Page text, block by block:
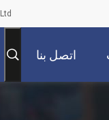
اتصل بنا